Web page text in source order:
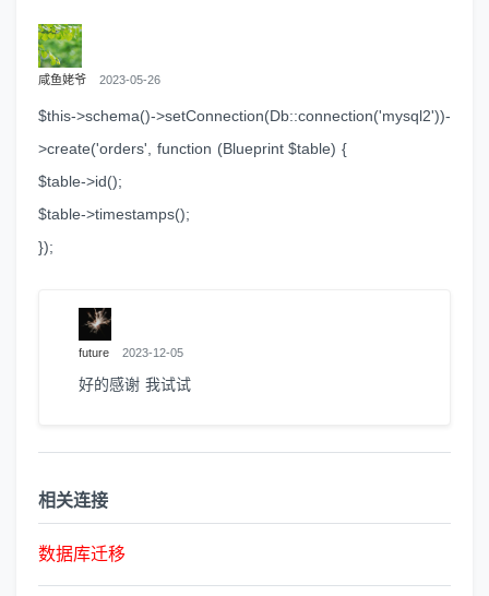
咸鱼姥爷 2023-05-26
$this->schema()->setConnection(Db::connection('mysql2'))-
>create('orders', function (Blueprint $table) {
$table->id();
$table->timestamps();
});
future 2023-12-05
好的感谢 我试试
相关连接
数据库迁移